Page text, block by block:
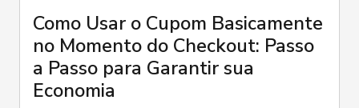
Como Usar o Cupom Basicamente
no Momento do Checkout: Passo
a Passo para Garantir sua
Economia